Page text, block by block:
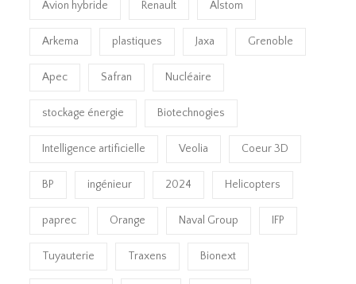
Avion hybride Renault Alstom
Arkema plastiques Jaxa Grenoble
Apec Safran Nucléaire
stockage énergie Biotechnogies
Intelligence artificielle Veolia Coeur 3D
BP ingénieur 2024 Helicopters
paprec Orange Naval Group IFP
Tuyauterie Traxens Bionext